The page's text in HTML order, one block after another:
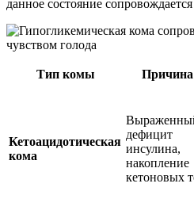
данное состояние
Тип комы Причина
Кетоацидотическая
кома
дефицит
инсулина,
накопление
кетоновых